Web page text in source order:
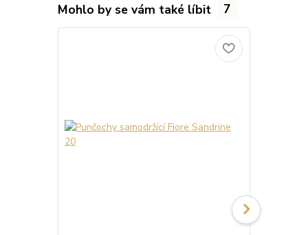
Mohlo by se vám také líbit 7